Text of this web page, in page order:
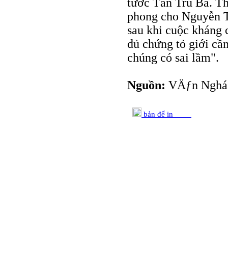
phong cho Nguyễn
sau khi cuộc kháng
đủ chứng tỏ giới
chúng có sai lầm".
Nguồn: VÄƒn
bản để in